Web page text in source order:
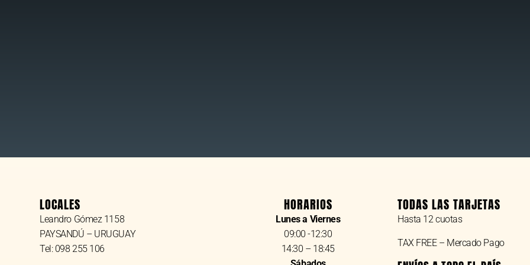
LOCALES
Leandro Gómez 1158
PAYSANDÚ – URUGUAY
Tel: 098 255 106
HORARIOS
Lunes a Viernes
09:00 -12:30
14:30 – 18:45
TODAS LAS TARJETAS
Hasta 12 cuotas
TAX FREE – Mercado Pago